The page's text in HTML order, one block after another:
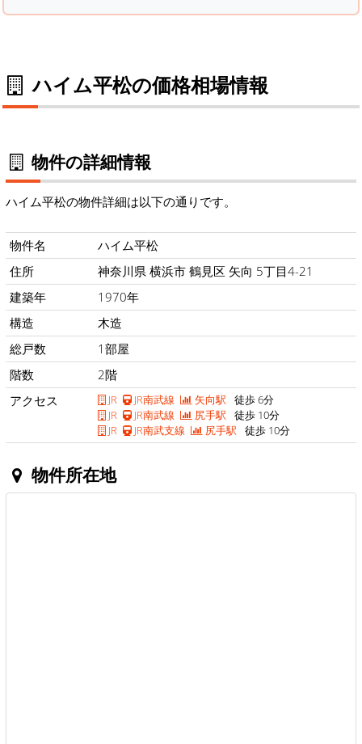
ハイム平松の価格相場情報
物件の詳細情報
ハイム平松の物件詳細は以下の通りです。
物件名
ハイム平松
住所
神奈川県 横浜市 鶴見区 矢向 5丁目4-21
建築年
1970年
構造
木造
総戸数
1部屋
階数
2階
アクセス
JR JR南武線 矢向駅 徒歩 6分
JR
JR南武線 尻手駅 徒歩 10分
JR
JR南武支線 尻手駅 徒歩 10分
物件所在地